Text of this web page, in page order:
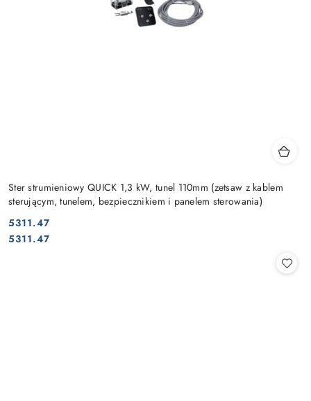
Ster strumieniowy QUICK 1,3 kW, tunel 110mm (zetsaw z kablem
sterującym, tunelem, bezpiecznikiem i panelem sterowania)
Cena:
5311.47
Cena:
5311.47